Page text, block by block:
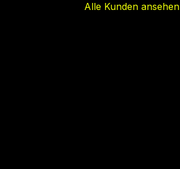
Alle Kunden ansehen